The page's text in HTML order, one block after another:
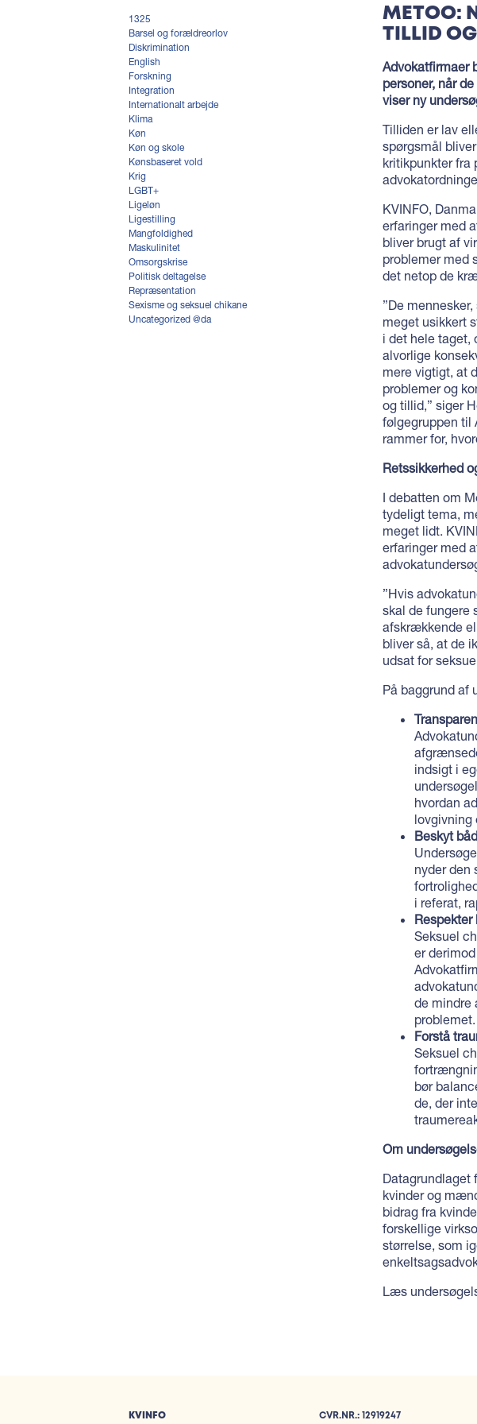
1325
Barsel og forældreorlov
Diskrimination
English
Forskning
Integration
Internationalt arbejde
Klima
Køn
Køn og skole
Kønsbaseret vold
Krig
LGBT+
Ligeløn
Ligestilling
Mangfoldighed
Maskulinitet
Omsorgskrise
Politisk deltagelse
Repræsentation
Sexisme og seksuel chikane
Uncategorized @da
METOO:
TILLID
Advokatfirmaer
personer, når
viser ny
Tilliden er lav
spørgsmål
kritikpunkter fra
KVINFO,
erfaringer med
bliver brugt af
problemer med
det netop de
”De
meget usikkert
i det hele taget,
alvorlige
mere vigtigt, at
problemer og
og tillid,” siger
følgegruppen til
rammer for,
Retssikkerhed
I debatten om
tydeligt tema,
meget lidt.
erfaringer med
”Hvis
skal de fungere
afskrækkende
bliver så, at de
udsat for
På baggrund af
indsigt i
hvordan
lovgivning
Beskyt
nyder den
i referat,
Seksuel
er
de mindre
problemet.
Forstå
Seksuel
bør
de, der
Om
Datagrundlaget
kvinder og
bidrag fra
forskellige
størrelse, som
Læs
KVINFO CVR.NR.: 12919247